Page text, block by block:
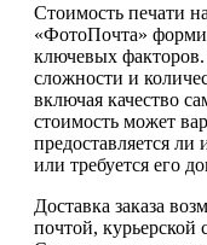
Стоимость печати
«ФотоПочта»
ключевых факторов.
сложности и
включая качество
стоимость может
предоставляется
или требуется его
Доставка заказа
почтой,